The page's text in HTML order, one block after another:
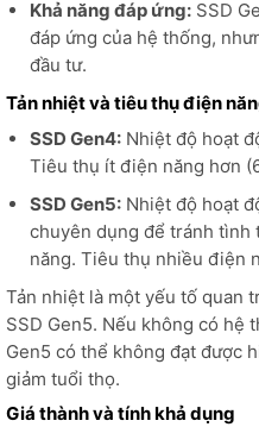
Khả năng đáp ứng:SSD
đáp ứng của hệ thống,
đầu tư.
Tản nhiệt và tiêu thụ điện
SSD Gen4:Nhiệt độ hoạt
Tiêu thụ ít điện năng hơn
SSD Gen5:Nhiệt độ hoạt
chuyên dụng để tránh tình
năng. Tiêu thụ nhiều điện
Tản nhiệt là một yếu tố quan
SSD Gen5. Nếu không có hệ
Gen5 có thể không đạt được
giảm tuổi thọ.
Giá thành và tính khả dụng